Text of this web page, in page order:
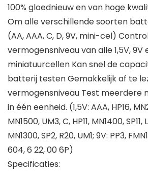
100% gloednieuw en van hoge
Om alle verschillende soorten
(AA, AAA, C, D, 9V, mini-cel)
vermogensniveau van alle 1,5V, 9V
miniatuurcellen Kan snel de
batterij testen Gemakkelijk af te
vermogensniveau Test meerdere
in één eenheid. (1,5V: AAA, HP16,
MN1500, UM3, C, HP11, MN1400, SP11,
MN1300, SP2, R20, UM1; 9V: PP3,
604, 6 22, 00 6P)
Specificaties: